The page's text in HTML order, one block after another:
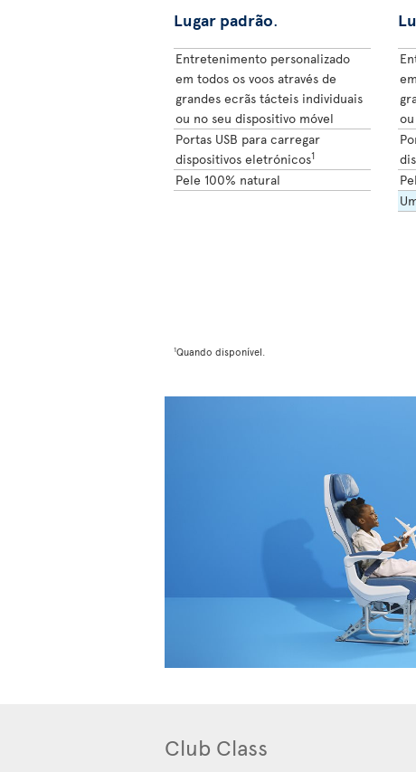
Lugar padrão.
Entretenimento personalizado
em todos os voos através de
grandes ecrãs tácteis individuais
ou no seu dispositivo móvel
Portas USB para carregar
dispositivos eletrónicos1
Pele 100% natural
1Quando disponível.
Club Class